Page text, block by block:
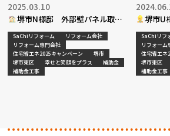
堺市N様邸 外部壁パネル取付
工事
2025.03.10
SaChiリフォーム
リフォーム会社
リフォーム専門会社
住宅省エネ2025キャンペーン
堺市
堺市東区
幸せと笑顔をプラス
補助金
補助金工事
堺市U
新設工事
SaChiリフ
リフォーム
住宅省エネ
堺市東区
補助金工事